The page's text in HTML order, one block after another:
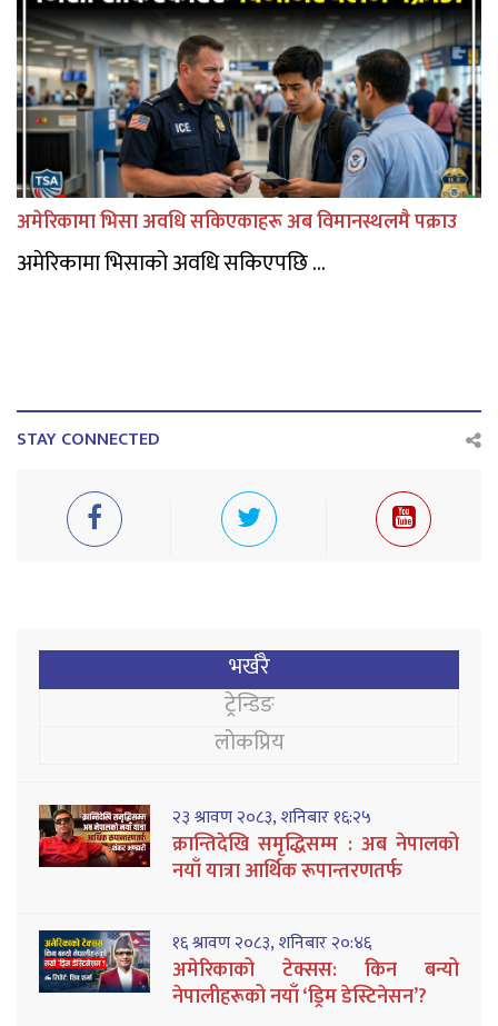
अमेरिकामा भिसा अवधि सकिएकाहरू अब विमानस्थलमै पक्राउ
अमेरिकामा भिसाको अवधि सकिएपछि ...
STAY CONNECTED
भर्खरै
ट्रेन्डिङ
लोकप्रिय
२३ श्रावण २०८३, शनिबार १६:२५
क्रान्तिदेखि समृद्धिसम्म : अब नेपालको
नयाँ यात्रा आर्थिक रूपान्तरणतर्फ
१६ श्रावण २०८३, शनिबार २०:४६
अमेरिकाको टेक्सस: किन बन्यो
नेपालीहरूको नयाँ ‘ड्रिम डेस्टिनेसन’?